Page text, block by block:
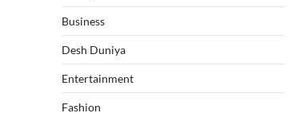
Business
Desh Duniya
Entertainment
Fashion